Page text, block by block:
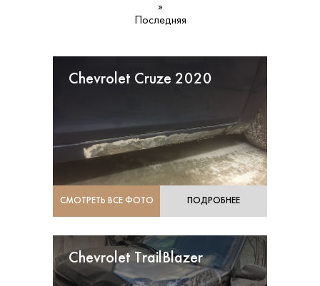
»
Последняя
Chevrolet Cruze 2020
СМОТРЕТЬ ВСЕ ФОТО ПОДРОБНЕЕ
Chevrolet TrailBlazer